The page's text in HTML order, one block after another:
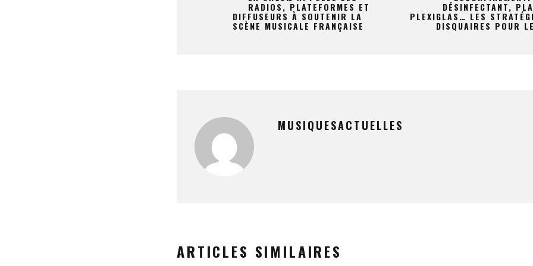
RADIOS, PLATEFORMES ET
DIFFUSEURS À SOUTENIR LA
SCÈNE MUSICALE FRANÇAISE
DÉSINFECTANT,
PLEXIGLAS… LES
DISQUAIRES POUR
MUSIQUESACTUELLES
ARTICLES SIMILAIRES